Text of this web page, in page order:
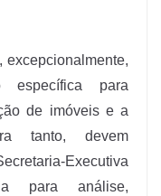
excepcionalmente,
específica para
de imóveis e a
tanto, devem
Executiva
para análise,